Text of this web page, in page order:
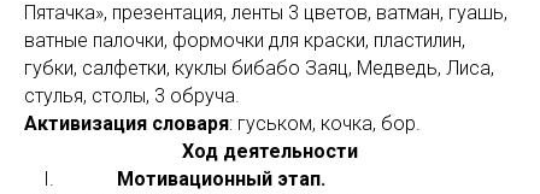
Пятачка», презентация, ленты 3 цветов, ватман, гуашь,
ватные палочки, формочки для краски, пластилин,
губки, салфетки, куклы бибабо Заяц, Медведь, Лиса,
стулья, столы, 3 обруча.
Активизация словаря: гуськом, кочка, бор.
Ход деятельности
I. Мотивационный этап.